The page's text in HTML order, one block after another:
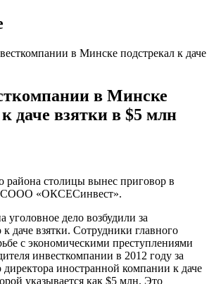
в Минске подстрекал к даче
в Минске
даче взятки в $5 млн
района столицы вынес приговор в
СООО «ОКСЕСинвест».
уголовное дело возбудили за
к даче взятки. Сотрудники главного
с экономическими преступлениями
инвесткомпании в 2012 году за
директора иностранной компании к даче
указывается как $5 млн. Это